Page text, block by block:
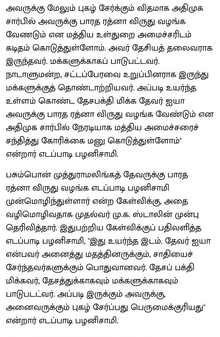
அவருக்கு மேலும் புகழ் சேர்க்கும் விதமாக அதிமுக
சார்பில் அவருக்கு பாரத ரத்னா விருது வழங்க
வேணடும் என மத்திய உள்துறை அமைச்சரிடம்
கடிதம் கொடுத்துள்ளோம். அவர் தேசியத் தலைவராக
இருந்தவர். மக்களுக்காகப் பாடுபட்டவர்.
நாடாளுமன்ற, சட்டப்பேரவை உறுப்பினராக இருந்து
மக்களுக்குத் தொண்டாற்றியவர். அப்படி உயர்ந்த
உள்ளம் கொண்ட தேசபக்தி மிக்க தேவர் ஐயா
அவருக்கு பாரத ரத்னா விருது வழங்க வேண்டும் என
அதிமுக சார்பில் நேரடியாக மத்திய அமைச்சரைச்
சந்தித்து கோரிக்கை மனு கொடுத்துள்ளோம்"
என்றார் எடப்பாடி பழனிசாமி.
பசும்பொன் முத்துராமலிங்கத் தேவருக்கு பாரத
ரத்னா விருது வழங்க எடப்பாடி பழனிசாமி
முன்மொழிந்துள்ளார் என்ற கேள்விக்கு, அதை
வழிமொழிவதாக முதல்வர் மு.க. ஸ்டாலின் முன்பு
தெரிவித்தார். இதுபற்றிய கேள்விக்குப் பதிலளித்த
எடப்பாடி பழனிசாமி, "இது உயர்ந்த இடம். தேவர் ஐயா
என்பவர் அனைத்து மதத்தினருக்கும், சாதியைச்
சேர்ந்தவர்களுக்கும் பொதுவானவர். தேசப் பக்தி
மிக்கவர், தேசத்துக்காகவும் மக்களுக்காகவும்
பாடுபடட்வர். அப்படி இருக்கும் அவருக்கு,
அனைவருக்கும் புகழ் சேர்ப்பது பெருமைக்குரியது"
என்றார் எடப்பாடி பழனிசாமி.